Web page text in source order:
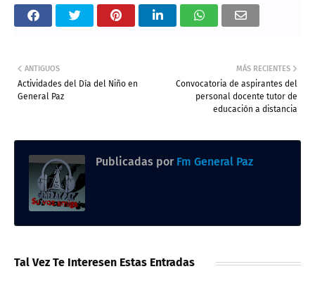
MÁS RECIENTES
Convocatoria de aspirantes del
personal docente tutor de
educación a distancia
ANTIGUOS
Actividades del Día del Niño en
General Paz
Publicadas por Fm General Paz
Tal Vez Te Interesen Estas Entradas